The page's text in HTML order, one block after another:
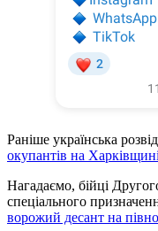
Раніше українська
окупантів на Харківщині
Нагадаємо, бійці
спеціального
ворожий десант на